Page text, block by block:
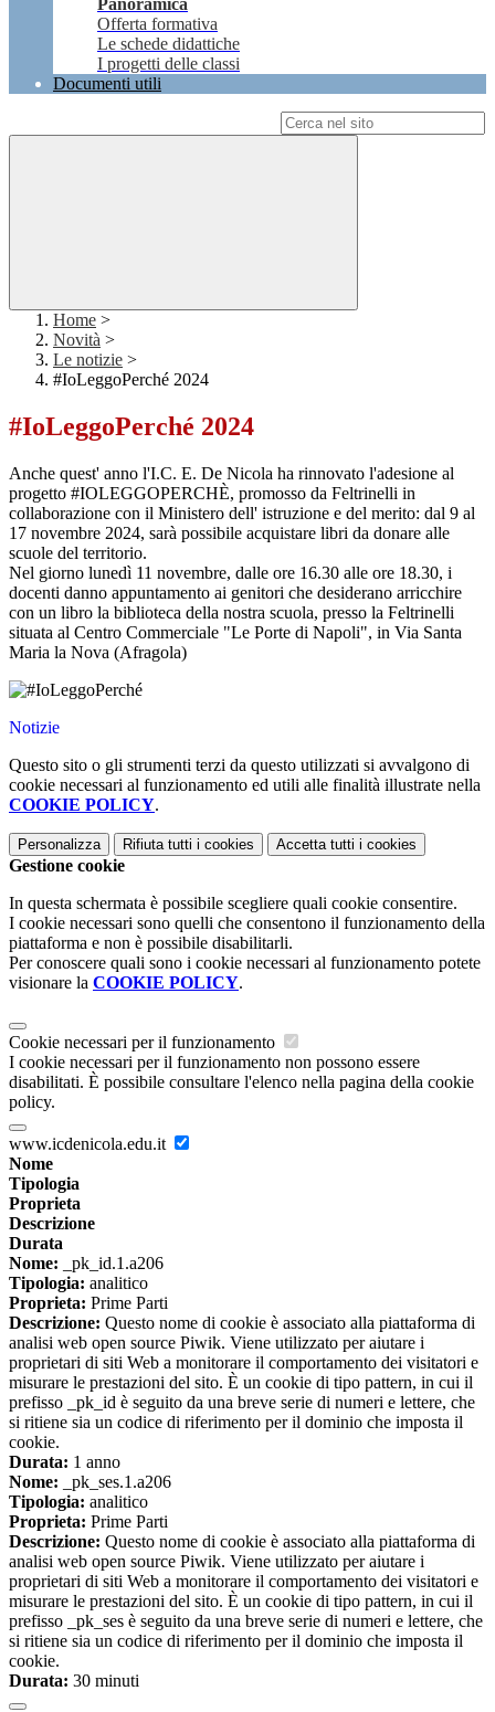
Panoramica
Offerta formativa
Le schede didattiche
I progetti delle classi
Documenti utili
Home >
Novità >
Le notizie >
#IoLeggoPerché 2024
#IoLeggoPerché 2024
Anche quest' anno l'I.C. E. De Nicola ha rinnovato l'adesione al
progetto #IOLEGGOPERCHÈ, promosso da Feltrinelli in
collaborazione con il Ministero dell' istruzione e del merito: dal 9 al
17 novembre 2024, sarà possibile acquistare libri da donare alle
scuole del territorio.
Nel giorno lunedì 11 novembre, dalle ore 16.30 alle ore 18.30, i
docenti danno appuntamento ai genitori che desiderano arricchire
con un libro la biblioteca della nostra scuola, presso la Feltrinelli
situata al Centro Commerciale "Le Porte di Napoli", in Via Santa
Maria la Nova (Afragola)
Notizie
Questo sito o gli strumenti terzi da questo utilizzati si avvalgono di
cookie necessari al funzionamento ed utili alle finalità illustrate nella
COOKIE POLICY.
Personalizza Rifiuta tutti i cookies Accetta tutti i cookies
Gestione cookie
In questa schermata è possibile scegliere quali cookie consentire.
I cookie necessari sono quelli che consentono il funzionamento della
piattaforma e non è possibile disabilitarli.
Per conoscere quali sono i cookie necessari al funzionamento potete
visionare la COOKIE POLICY.
Cookie necessari per il funzionamento
I cookie necessari per il funzionamento non possono essere
disabilitati. È possibile consultare l'elenco nella pagina della cookie
policy.
www.icdenicola.edu.it
Nome
Tipologia
Proprieta
Descrizione
Durata
Nome: _pk_id.1.a206
Tipologia: analitico
Proprieta: Prime Parti
Descrizione: Questo nome di cookie è associato alla piattaforma di
analisi web open source Piwik. Viene utilizzato per aiutare i
proprietari di siti Web a monitorare il comportamento dei visitatori e
misurare le prestazioni del sito. È un cookie di tipo pattern, in cui il
prefisso _pk_id è seguito da una breve serie di numeri e lettere, che
si ritiene sia un codice di riferimento per il dominio che imposta il
cookie.
Durata: 1 anno
Nome: _pk_ses.1.a206
Tipologia: analitico
Proprieta: Prime Parti
Descrizione: Questo nome di cookie è associato alla piattaforma di
analisi web open source Piwik. Viene utilizzato per aiutare i
proprietari di siti Web a monitorare il comportamento dei visitatori e
misurare le prestazioni del sito. È un cookie di tipo pattern, in cui il
prefisso _pk_ses è seguito da una breve serie di numeri e lettere, che
si ritiene sia un codice di riferimento per il dominio che imposta il
cookie.
Durata: 30 minuti